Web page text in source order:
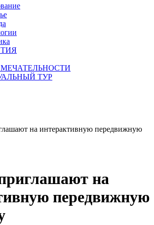
ТУР
на интерактивную передвижную
на
передвижную